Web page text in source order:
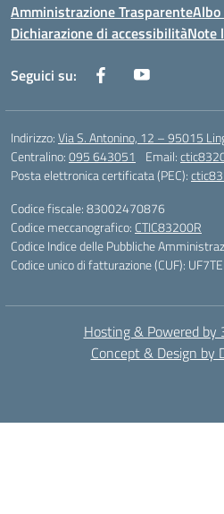
Amministrazione Trasparente
Dichiarazione di accessibilitàNote
Seguici su:
Indirizzo:Via S. Antonino, 12 – 95015
Centralino:095 643051 Email:
Posta elettronica certificata (PEC):
Codice fiscale: 83002470876
Codice meccanografico: CTIC83200R
Codice Indice delle Pubbliche
Codice unico di fatturazione (CUF):
Hosting & Powered by
Concept & Design by